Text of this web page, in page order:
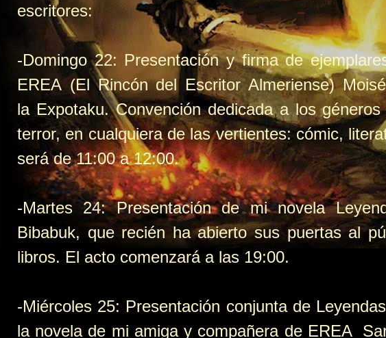
escritores:
-Domingo 22: Presentación y firma de
EREA (El Rincón del Escritor Almeriense)
laExpotaku. Convención dedicada a los
terror, en cualquiera de las vertientes: cómic,
será de 11:00 a 12:00.
-Martes 24: Presentación de mi novela
Bibabuk, que recién ha abierto sus puertas al
libros. El acto comenzará a las 19:00.
-Miércoles 25: Presentación conjunta de
la novela de mi amiga y compañera de EREA